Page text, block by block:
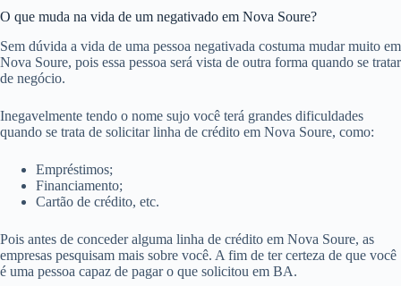
O que muda na vida de um negativado em Nova Soure?
Sem dúvida a vida de uma pessoa negativada costuma mudar muito em
Nova Soure, pois essa pessoa será vista de outra forma quando se tratar
de negócio.
Inegavelmente tendo o nome sujo você terá grandes dificuldades
quando se trata de solicitar linha de crédito em Nova Soure, como:
Empréstimos;
Financiamento;
Cartão de crédito, etc.
Pois antes de conceder alguma linha de crédito em Nova Soure, as
empresas pesquisam mais sobre você. A fim de ter certeza de que você
é uma pessoa capaz de pagar o que solicitou em BA.